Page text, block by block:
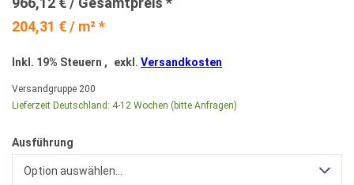
204,31 € / m² *
Inkl. 19% Steuern , exkl. Versandkosten
Versandgruppe 200
Lieferzeit Deutschland: 4-12 Wochen (bitte Anfragen)
Ausführung
Option auswählen...